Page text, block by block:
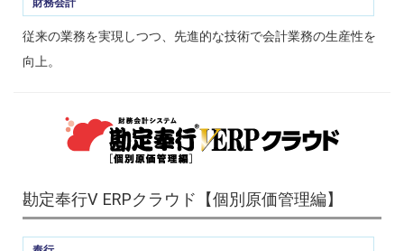
従来の業務を実現しつつ、先進的な技術で会計業務の生産性を
向上。
勘定奉行V ERPクラウド【個別原価管理編】